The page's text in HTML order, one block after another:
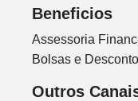
Beneficios
Assessoria
Bolsas e
Outros